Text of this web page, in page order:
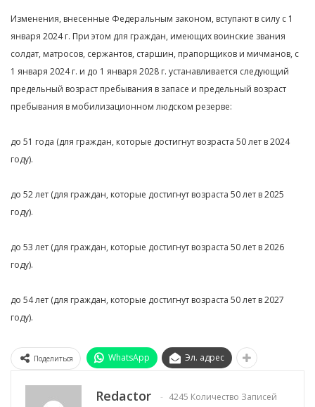
Изменения, внесенные Федеральным законом, вступают в силу с 1
января 2024 г. При этом для граждан, имеющих воинские звания
солдат, матросов, сержантов, старшин, прапорщиков и мичманов, с
1 января 2024 г. и до 1 января 2028 г. устанавливается следующий
предельный возраст пребывания в запасе и предельный возраст
пребывания в мобилизационном людском резерве:
до 51 года (для граждан, которые достигнут возраста 50 лет в 2024
году).
до 52 лет (для граждан, которые достигнут возраста 50 лет в 2025
году).
до 53 лет (для граждан, которые достигнут возраста 50 лет в 2026
году).
до 54 лет (для граждан, которые достигнут возраста 50 лет в 2027
году).
Поделиться WhatsApp Эл. адрес
Redactor
4245 Количество Записей